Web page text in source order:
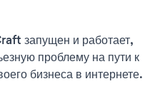
запущен и работает,
проблему на пути к
бизнеса в интернете.